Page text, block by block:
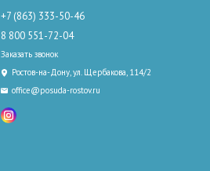
+7 (863) 333-50-46
8 800 551-72-04
Заказать звонок
Ростов-на-Дону, ул. Щербакова, 114/2
office@posuda-rostov.ru